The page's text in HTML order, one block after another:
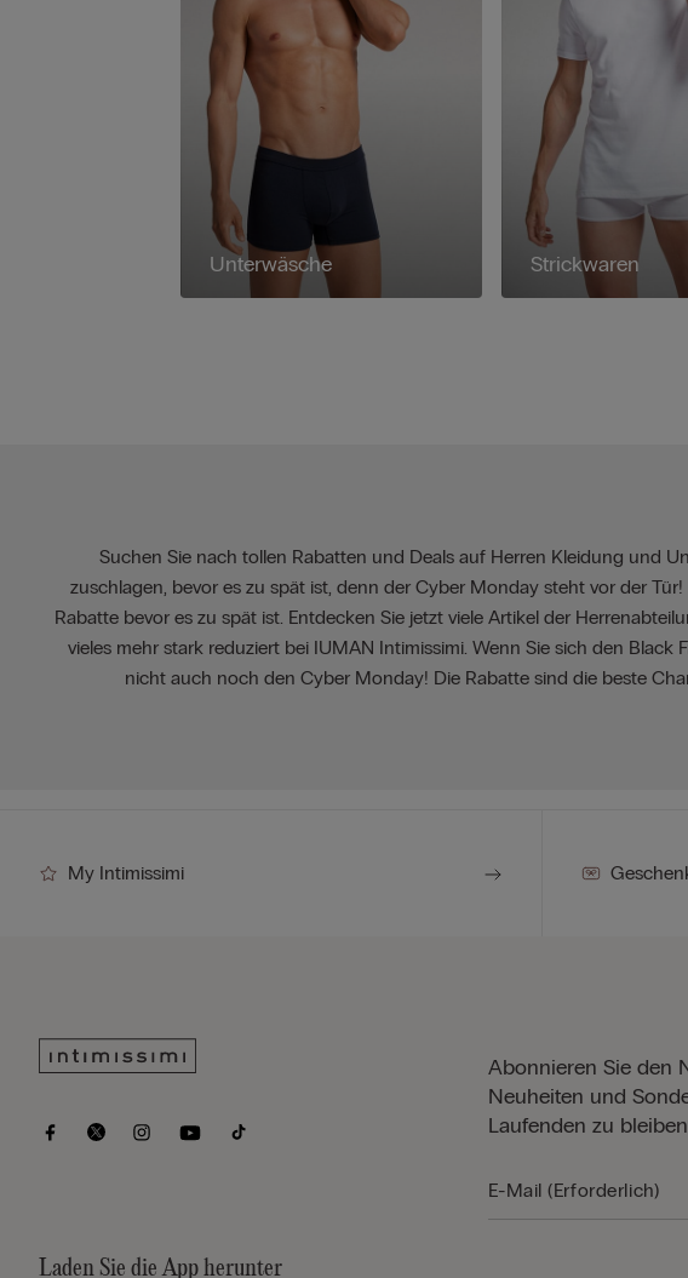
Suchen Sie nach tollen Rabatten und Deals auf Herren Kleidung und
zuschlagen, bevor es zu spät ist, denn der Cyber Monday steht vor der
Rabatte bevor es zu spät ist. Entdecken Sie jetzt viele Artikel der
vieles mehr stark reduziert bei IUMAN Intimissimi. Wenn Sie sich den
nicht auch noch den Cyber Monday! Die Rabatte sind die beste
Unterwäsche Strickwaren
My Intimissimi
Laden Sie die App herunter
Abonnieren Sie den
Neuheiten und
Laufenden zu bleiben